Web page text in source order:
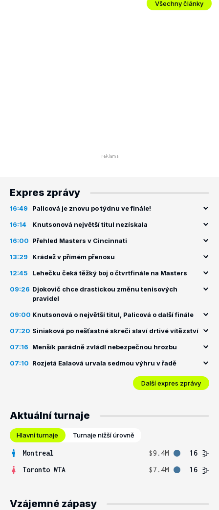
Všechny články
Expres zprávy
16:49 Palicová je znovu po týdnu ve finále!
16:14 Knutsonová největší titul nezískala
16:00 Přehled Masters v Cincinnati
13:29 Krádež v přímém přenosu
12:45 Lehečku čeká těžký boj o čtvrtfinále na Masters
09:26 Djokovič chce drastickou změnu tenisových
pravidel
09:00 Knutsonová o největší titul, Palicová o další finále
07:20 Siniaková po nešťastné skreči slaví drtivé vítězství
07:16 Menšík parádně zvládl nebezpečnou hrozbu
07:10 Rozjetá Ealaová urvala sedmou výhru v řadě
Další expres zprávy
Aktuální turnaje
Hlavní turnaje Turnaje nižší úrovně
Montreal $9.4M
16
Toronto WTA
$7.4M 16
Vzájemné zápasy